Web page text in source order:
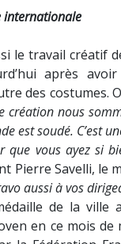
internationale
le travail créatif
après
des costumes.
création nous
est soudé. C’est
que vous ayez si
Pierre Savelli, le
aussi à vos
de la ville
en ce mois